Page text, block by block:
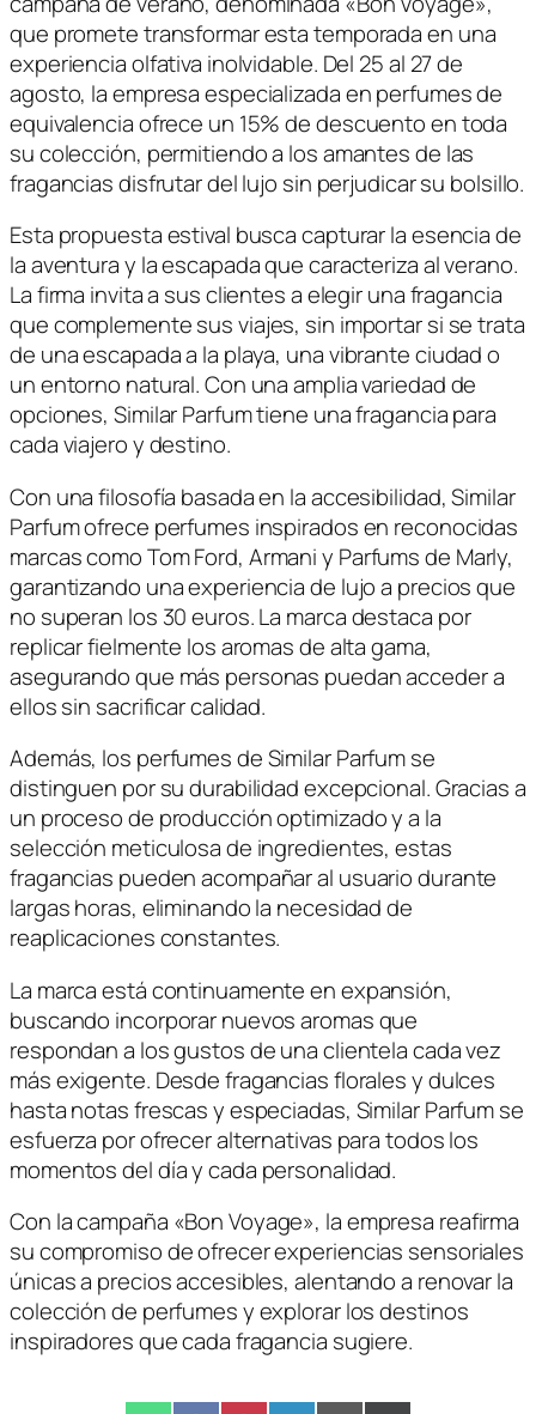
que promete transformar esta temporada en una
experiencia olfativa inolvidable. Del 25 al 27 de
agosto, la empresa especializada en perfumes de
equivalencia ofrece un 15% de descuento en toda
su colección, permitiendo a los amantes de las
fragancias disfrutar del lujo sin perjudicar su bolsillo.
Esta propuesta estival busca capturar la esencia de
la aventura y la escapada que caracteriza al verano.
La firma invita a sus clientes a elegir una fragancia
que complemente sus viajes, sin importar si se trata
de una escapada a la playa, una vibrante ciudad o
un entorno natural. Con una amplia variedad de
opciones, Similar Parfum tiene una fragancia para
cada viajero y destino.
Con una filosofía basada en la accesibilidad, Similar
Parfum ofrece perfumes inspirados en reconocidas
marcas como Tom Ford, Armani y Parfums de Marly,
garantizando una experiencia de lujo a precios que
no superan los 30 euros. La marca destaca por
replicar fielmente los aromas de alta gama,
asegurando que más personas puedan acceder a
ellos sin sacrificar calidad.
Además, los perfumes de Similar Parfum se
distinguen por su durabilidad excepcional. Gracias a
un proceso de producción optimizado y a la
selección meticulosa de ingredientes, estas
fragancias pueden acompañar al usuario durante
largas horas, eliminando la necesidad de
reaplicaciones constantes.
La marca está continuamente en expansión,
buscando incorporar nuevos aromas que
respondan a los gustos de una clientela cada vez
más exigente. Desde fragancias florales y dulces
hasta notas frescas y especiadas, Similar Parfum se
esfuerza por ofrecer alternativas para todos los
momentos del día y cada personalidad.
Con la campaña «Bon Voyage», la empresa reafirma
su compromiso de ofrecer experiencias sensoriales
únicas a precios accesibles, alentando a renovar la
colección de perfumes y explorar los destinos
inspiradores que cada fragancia sugiere.